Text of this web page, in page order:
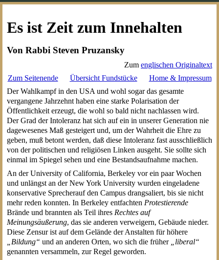
Es ist Zeit zum Innehalten
Von Rabbi Steven Pruzansky
Zumenglischen Originaltext
Zum Seitenende
Übersicht Fundstücke
Home & Impressum
Der Wahlkampf in den USA und wohl sogar das gesamte
vergangene Jahrzehnt haben eine starke Polarisation der
Öffentlichkeit erzeugt, die wohl so bald nicht nachlassen wird.
Der Grad der Intoleranz hat sich auf ein in unserer Generation nie
dagewesenes Maß gesteigert und, um der Wahrheit die Ehre zu
geben, muß betont werden, daß diese Intoleranz fast ausschließlich
von der politischen und religiösen Linken ausgeht. Sie sollte sich
einmal im Spiegel sehen und eine Bestandsaufnahme machen.
An der University of California, Berkeley vor ein paar Wochen
und unlängst an der New York University wurden eingeladene
konservative Sprecherauf den Campus drangsaliert, bis sie nicht
mehr reden konnten. In Berkeley entfachten Protestierende
Brände und brannten als Teil ihres Rechtes auf
Meinungsäußerung, das sie anderen verweigern, Gebäude nieder.
Diese Zensur ist auf dem Gelände der Anstalten für höhere
„Bildung“ und an anderen Orten, wo sich die früher
„liberal“
genannten versammeln, zur Regel geworden.